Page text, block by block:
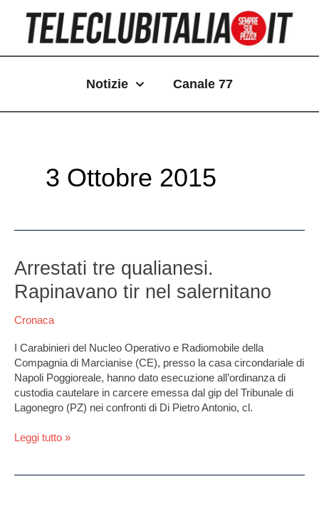
contenuto
Notizie Canale 77
3 Ottobre 2015
Arrestati tre qualianesi.
Rapinavano tir nel salernitano
Cronaca
I Carabinieri del Nucleo Operativo e Radiomobile della
Compagnia di Marcianise (CE), presso la casa circondariale di
Napoli Poggioreale, hanno dato esecuzione all’ordinanza di
custodia cautelare in carcere emessa dal gip del Tribunale di
Lagonegro (PZ) nei confronti di Di Pietro Antonio, cl.
Arrestati
tre
qualianesi.
tir
salernitano
Leggi tutto »
articoli